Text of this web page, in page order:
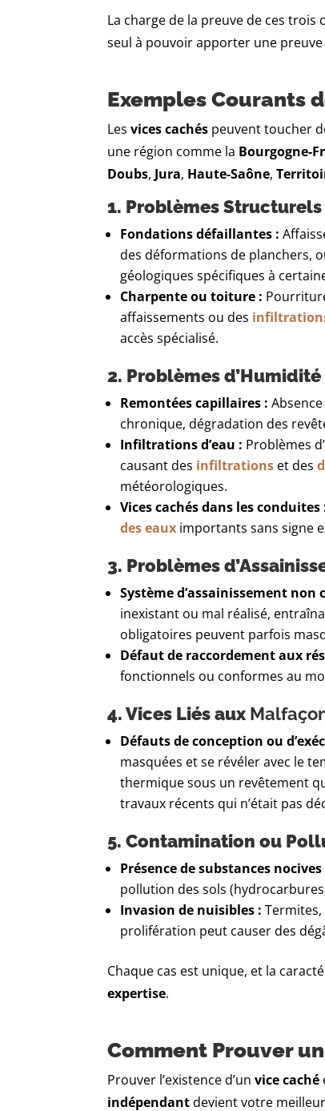
La charge de la preuve de ces trois
seul à pouvoir apporter une
Exemples Courants
Lesvices cachés peuvent toucher
une région comme la Bourgogne-
Doubs,Jura, Haute-Saône,
1. Problèmes Structurels
Fondations défaillantes :
des déformations de planchers,
géologiques spécifiques à
Charpente ou toiture :
affaissements ou des
accès spécialisé.
2. Problèmes
Remontées capillaires :
chronique, dégradation des
Infiltrations d’eau : Problèmes
causant des infiltrations et des
météorologiques.
Vices cachés dans les conduites
des eaux importants sans signe
3. Problèmes
Système d’assainissement non
inexistant ou mal réalisé,
obligatoires peuvent parfois
Défaut de raccordement aux
fonctionnels ou conformes au
4. Vices Liés aux
Défauts de conception ou
masquées et se révéler avec le
thermique sous un revêtement
travaux récents qui n’était pas
5. Contamination ou
Présence de substances nocives
pollution des sols
Invasion de nuisibles :
prolifération peut causer des
Chaque cas est unique, et la
expertise.
Comment Prouver
Prouver l’existence d’unvice caché
indépendantdevient votre